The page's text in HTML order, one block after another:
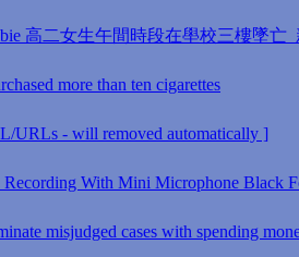
高二女生午間時段在壆校三樓墜亡
more than ten cigarettes
URLs - will removed automatically ]
Recording With Mini Microphone Black
misjudged cases with spending